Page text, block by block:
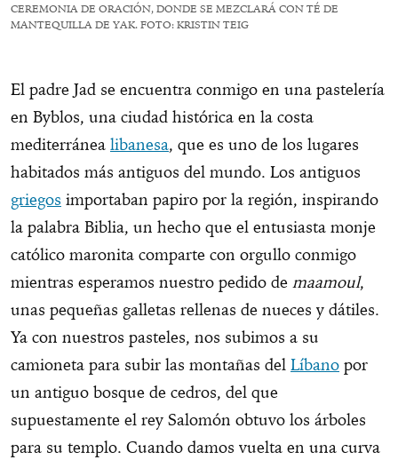
CEREMONIA DE ORACIÓN, DONDE SE MEZCLARÁ CON TÉ DE
MANTEQUILLA DE YAK. FOTO: KRISTIN TEIG
El padre Jad se encuentra conmigo en una pastelería
en Byblos, una ciudad histórica en la costa
mediterránea libanesa, que es uno de los lugares
habitados más antiguos del mundo. Los antiguos
griegos importaban papiro por la región, inspirando
la palabra Biblia, un hecho que el entusiasta monje
católico maronita comparte con orgullo conmigo
mientras esperamos nuestro pedido de maamoul,
unas pequeñas galletas rellenas de nueces y dátiles.
Ya con nuestros pasteles, nos subimos a su
camioneta para subir las montañas del Líbano por
un antiguo bosque de cedros, del que
supuestamente el rey Salomón obtuvo los árboles
para su templo. Cuando damos vuelta en una curva